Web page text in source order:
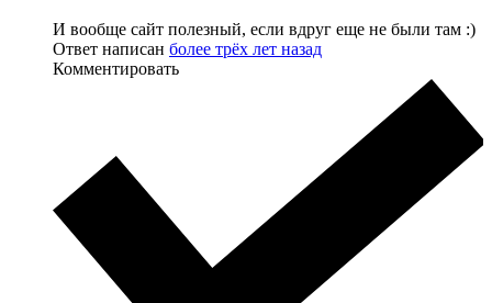
И вообще сайт полезный, если вдруг еще не были там :)
Ответ написан более трёх лет назад
Комментировать